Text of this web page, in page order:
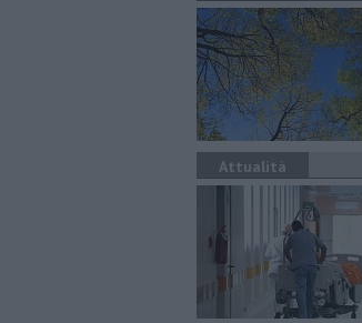
Attualità